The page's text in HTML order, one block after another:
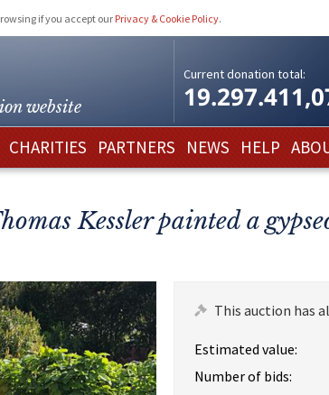
if you accept our Privacy & Cookie Policy.
website
Current donation total:
CHARITIES PARTNERS NEWS HELP
Kessler painted a
This auction has
Estimated value:
Number of bids: